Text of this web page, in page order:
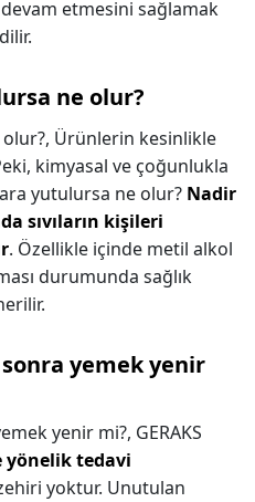
etmesini sağlamak
ne olur?
Ürünlerin kesinlikle
kimyasal ve çoğunlukla
yutulursa ne olur? Nadir
sıvıların kişileri
. Özellikle içinde metil alkol
durumunda sağlık
sonra yemek yenir
yenir mi?, GERAKS
yönelik tedavi
yoktur. Unutulan